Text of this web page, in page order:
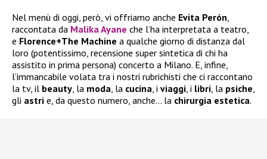
Nel menù di oggi, però, vi offriamo anche Evita Perón
raccontata da Malika Ayane che l’ha interpretata a teatro,
e Florence+The Machine a qualche giorno di distanza dal
loro (potentissimo, recensione super sintetica di chi ha
assistito in prima persona) concerto a Milano. E, infine,
l’immancabile volata tra i nostri rubrichisti che ci raccontano
la tv, il beauty , la moda , la cucina , i viaggi , i libri , la psiche
gli astri e, da questo numero, anche… la chirurgia estetica.